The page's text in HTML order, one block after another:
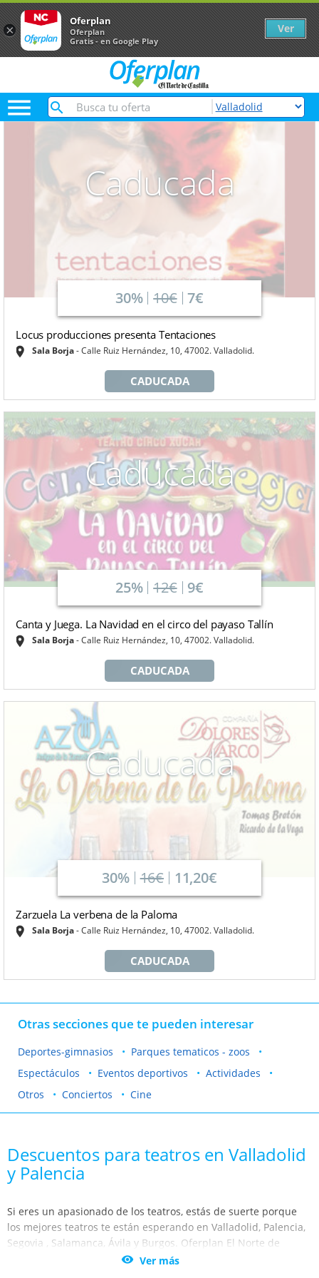

Caducada
30% 10€ 7€
Locus producciones presenta Tentaciones
Sala Borja Calle Ruiz Hernández, 10, 47002. Valladolid.
CADUCADA
Caducada
25% 12€ 9€
Canta y Juega. La Navidad en el circo del payaso Tallín
Sala Borja Calle Ruiz Hernández, 10, 47002. Valladolid.
CADUCADA
Caducada
30% 16€ 11,20€
Zarzuela La verbena de la Paloma
Sala Borja Calle Ruiz Hernández, 10, 47002. Valladolid.
CADUCADA
Otras secciones que te pueden interesar
Deportes-gimnasios
Parques tematicos - zoos
Espectáculos
Eventos deportivos
Actividades
Otros
Conciertos Cine
Descuentos para teatros en Valladolid
y Palencia
Si eres un apasionado de los teatros, estás de suerte porque
los mejores teatros te están esperando en Valladolid, Palencia,
Segovia , Salamanca, Ávila y Burgos. Oferplan El Norte de
Castilla te ofrece la mejoroferta en los espectáculos de teatro
 Ver más
×
Oferplan
Oferplan
Gratis - en Google Play
Ver